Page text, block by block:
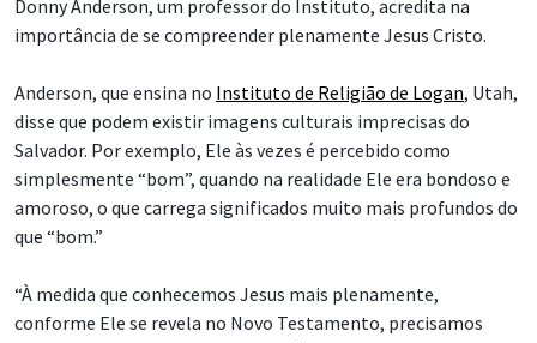
enfrentar nossos desconfortos até que O conheçamos
completamente”, disse Anderson. “Mas Ele se revela a nós. Só
Andersonfalou recentemente no podcast do Church News
[em inglês] sobre o Novo Testamento, em preparação para o
estudo do próximo ano. Em 2027, os membros de A Igreja de
Jesus Cristo dos Santos dos Últimos Dias estudarão oNovo
Testamento
Biblioteca do Evangelho.